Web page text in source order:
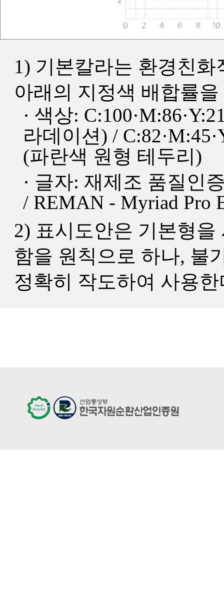
1) 기본칼라는 환경친
아래의 지정색 배합률
· 색상:
라데이션) /
(파란색 원형 테두리)
· 글자: 재제조 품질인
/ REMAN - Myriad Pro
2) 표시도안은 기본형
함을 원칙으로 하나, 불
정확히 작도하여 사용한